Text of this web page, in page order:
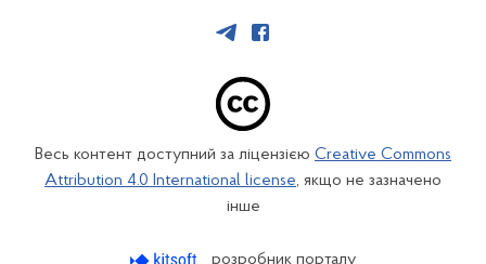
Весь контент доступний за ліцензією Creative Commons
Attribution 4.0 International license, якщо не зазначено
інше
розробник порталу